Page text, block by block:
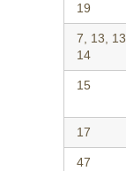
19
7, 13, 13,
14
15
17
47